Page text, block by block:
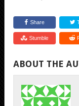
Share
Stumble
ABOUT THE